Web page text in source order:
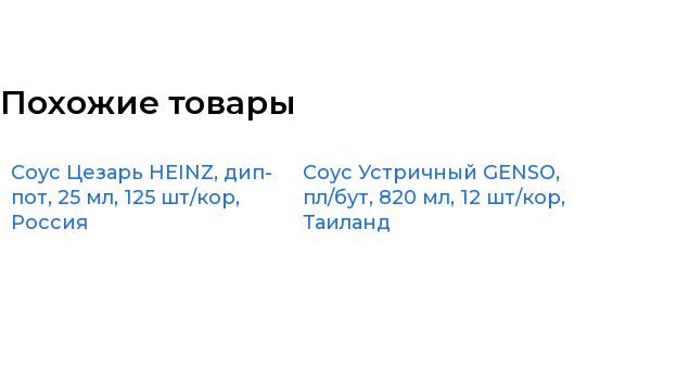
Похожие товары
Соус Цезарь HEINZ, дип-
пот, 25 мл, 125 шт/кор,
Россия
Соус Устричный GENSO,
пл/бут, 820 мл, 12 шт/кор,
Таиланд